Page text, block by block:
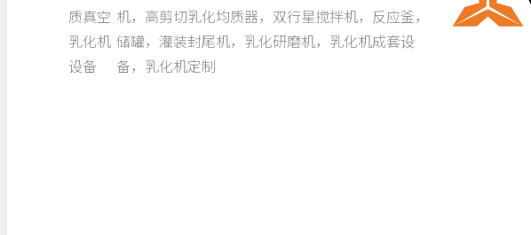
质真空
乳化机
设备
机，高剪切乳化均质器，双行星搅拌机，反应釜，
储罐，灌装封尾机，乳化研磨机，乳化机成套设
备，乳化机定制